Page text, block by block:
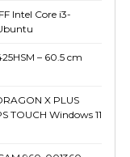
Intel Core i3-
– 60.5 cm
X PLUS
TOUCH Windows 11